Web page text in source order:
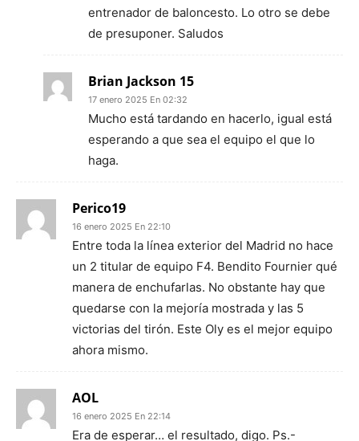
entrenador de baloncesto. Lo otro se debe
de presuponer. Saludos
Brian Jackson 15
17 enero 2025 En 02:32
Mucho está tardando en hacerlo, igual está
esperando a que sea el equipo el que lo
haga.
Perico19
16 enero 2025 En 22:10
Entre toda la línea exterior del Madrid no hace
un 2 titular de equipo F4. Bendito Fournier qué
manera de enchufarlas. No obstante hay que
quedarse con la mejoría mostrada y las 5
victorias del tirón. Este Oly es el mejor equipo
ahora mismo.
AOL
16 enero 2025 En 22:14
Era de esperar… el resultado, digo. Ps.-